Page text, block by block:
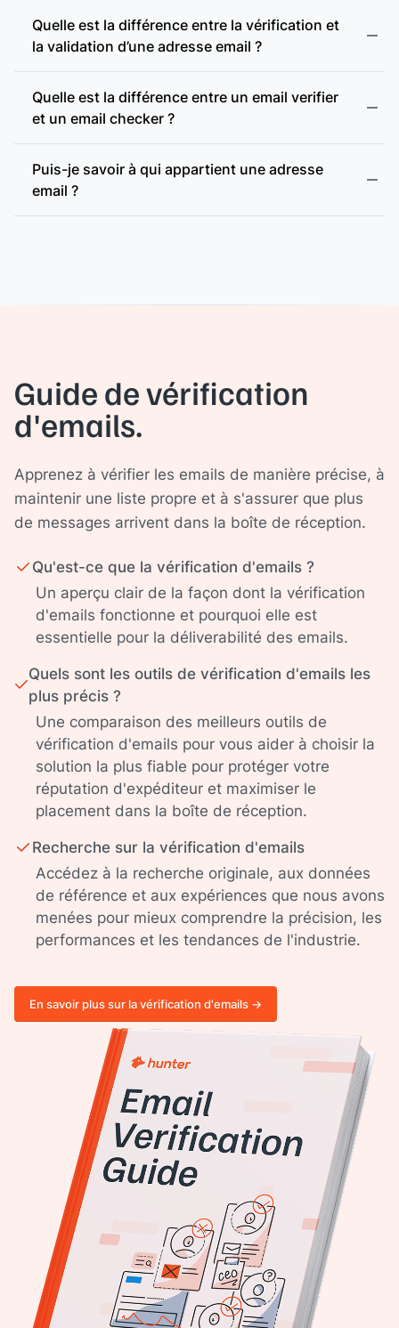
Domaine accept-all :
accept-all (catch-all)
Vérification des domaines accept-all :
Quelle est la différence entre la vérification et
la validation d’une adresse email ?
Quelle est la différence entre un email verifier
et un email checker ?
Puis-je savoir à qui appartient une adresse
email ?
Guide de vérification
d'emails.
Apprenez à vérifier les emails de manière précise, à
maintenir une liste propre et à s'assurer que plus
de messages arrivent dans la boîte de réception.
Qu'est-ce que la vérification d'emails ?
Un aperçu clair de la façon dont la vérification
d'emails fonctionne et pourquoi elle est
essentielle pour la déliverabilité des emails.
Quels sont les outils de vérification d'emails les
plus précis ?
Une comparaison des meilleurs outils de
vérification d'emails pour vous aider à choisir la
solution la plus fiable pour protéger votre
réputation d'expéditeur et maximiser le
placement dans la boîte de réception.
Recherche sur la vérification d'emails
Accédez à la recherche originale, aux données
de référence et aux expériences que nous avons
menées pour mieux comprendre la précision, les
performances et les tendances de l'industrie.
En savoir plus sur la vérification d'emails ->